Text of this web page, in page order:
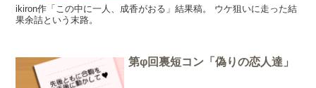
ikiron作「この中に一人、成香がおる」結果稿。 ウケ狙いに走った結
果余詰という末路。
第φ回裏短コン「偽りの恋人達」